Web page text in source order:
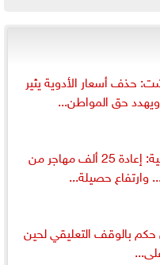
حذف أسعار الأدوية يثير
حق المواطن...
”الداخلية” الإسبانية: إعادة 25 ألف مهاجر من
وارتفاع حصيلة...
بالوقف التعليقي لحين